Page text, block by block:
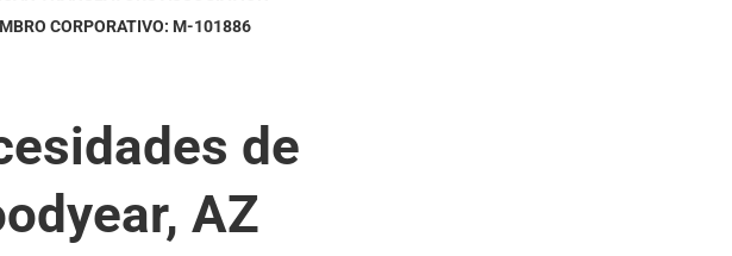
CORPORATIVO: M-101886
de
AZ